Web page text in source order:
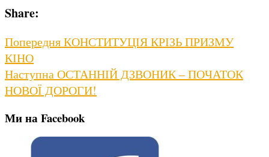
Share:
Навігація
записів
ПопередняPrevious
КОНСТИТУЦІЯ КРІЗЬ ПРИЗМУ
КІНО
НаступнаNext
post:
ОСТАННІЙ ДЗВОНИК – ПОЧАТОК
НОВОЇ ДОРОГИ!
Ми на Facebook